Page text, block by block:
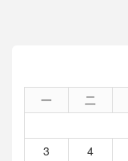
一 二
3
4